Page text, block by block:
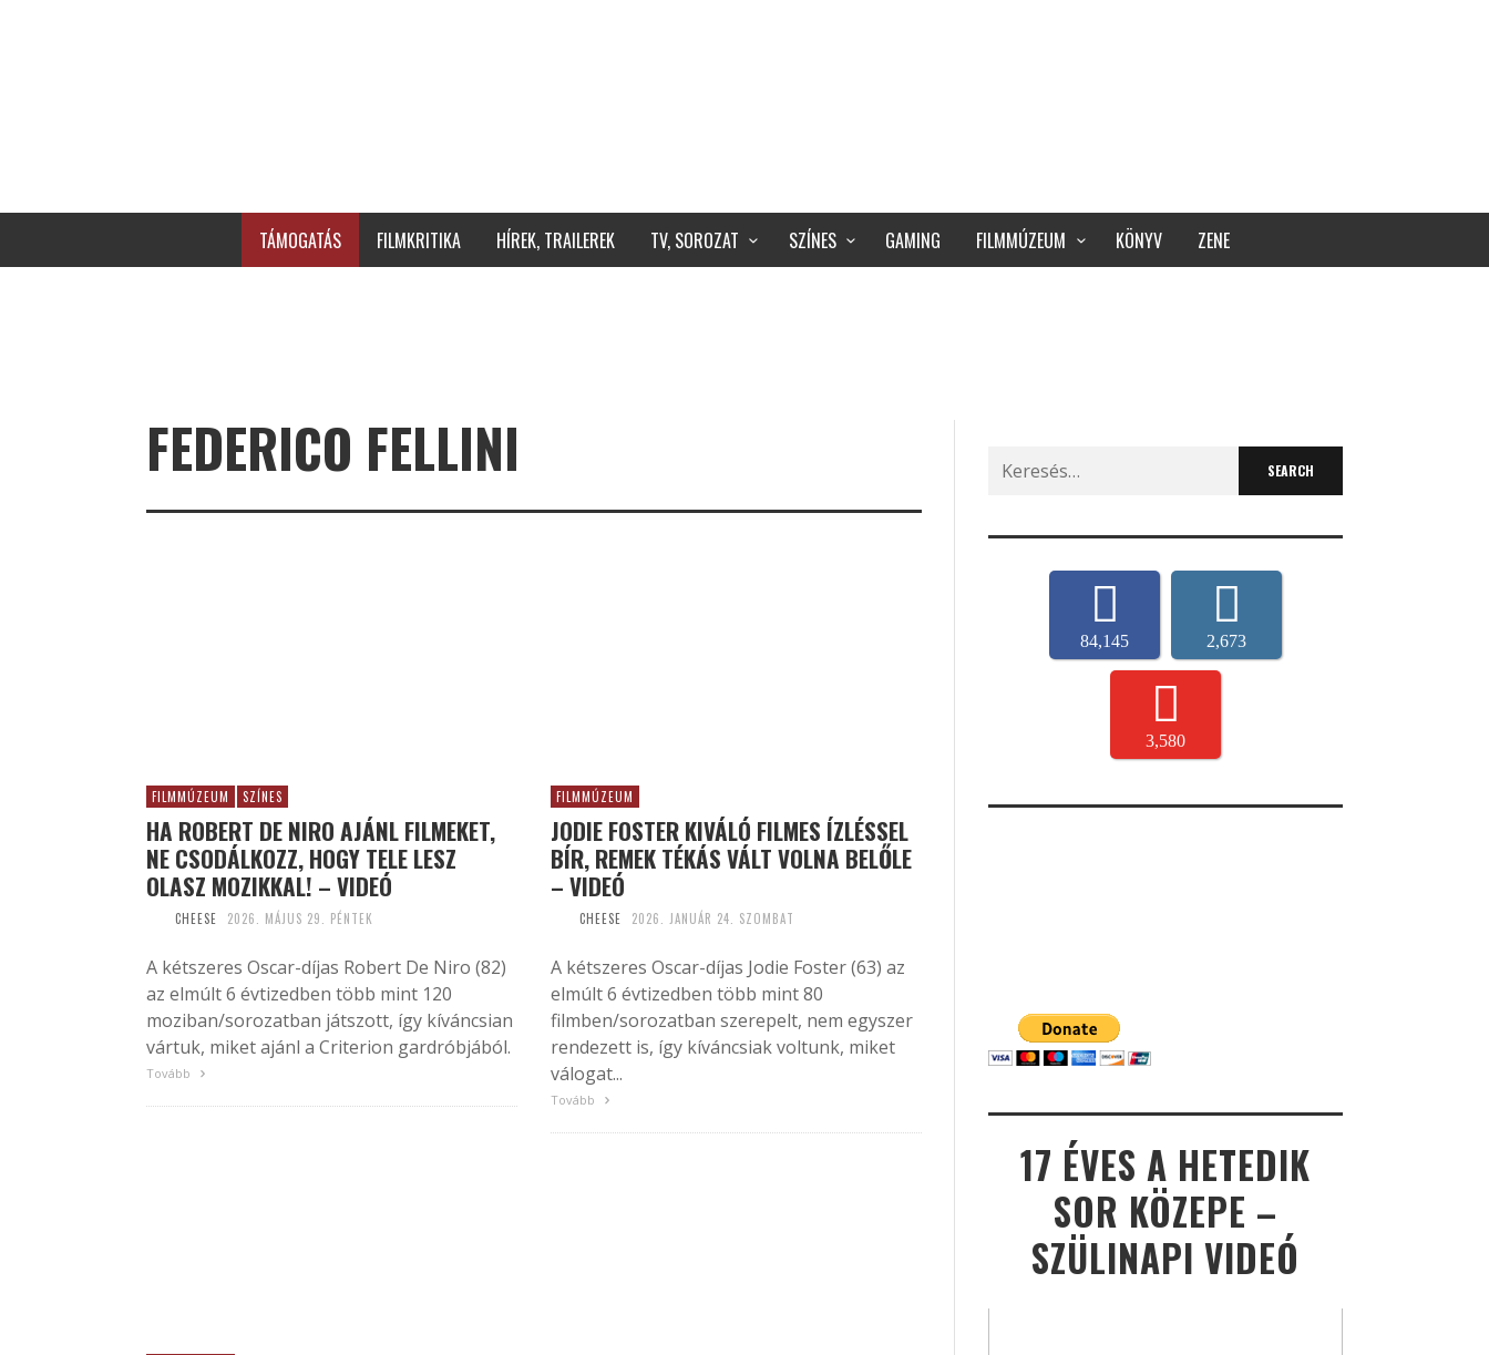
TÁMOGATÁS FILMKRITIKA HÍREK, TRAILEREK TV, SOROZAT SZÍNES GAMING FILMMÚZEUM KÖNYV ZENE
FEDERICO FELLINI
FILMMÚZEUM SZÍNES
HA ROBERT DE NIRO AJÁNL FILMEKET,
NE CSODÁLKOZZ, HOGY TELE LESZ
OLASZ MOZIKKAL! – VIDEÓ
CHEESE 2026. MÁJUS 29. PÉNTEK
A kétszeres Oscar-díjas Robert De Niro (82)
az elmúlt 6 évtizedben több mint 120
moziban/sorozatban játszott, így kíváncsian
vártuk, miket ajánl a Criterion gardróbjából.
Tovább
FILMMÚZEUM
JODIE FOSTER KIVÁLÓ FILMES ÍZLÉSSEL
BÍR, REMEK TÉKÁS VÁLT VOLNA BELŐLE
– VIDEÓ
CHEESE 2026. JANUÁR 24. SZOMBAT
A kétszeres Oscar-díjas Jodie Foster (63) az
elmúlt 6 évtizedben több mint 80
filmben/sorozatban szerepelt, nem egyszer
rendezett is, így kíváncsiak voltunk, miket
válogat...
Tovább
Search
for:
84,145 2,673
3,580
17 ÉVES A HETEDIK
SOR KÖZEPE –
SZÜLINAPI VIDEÓ